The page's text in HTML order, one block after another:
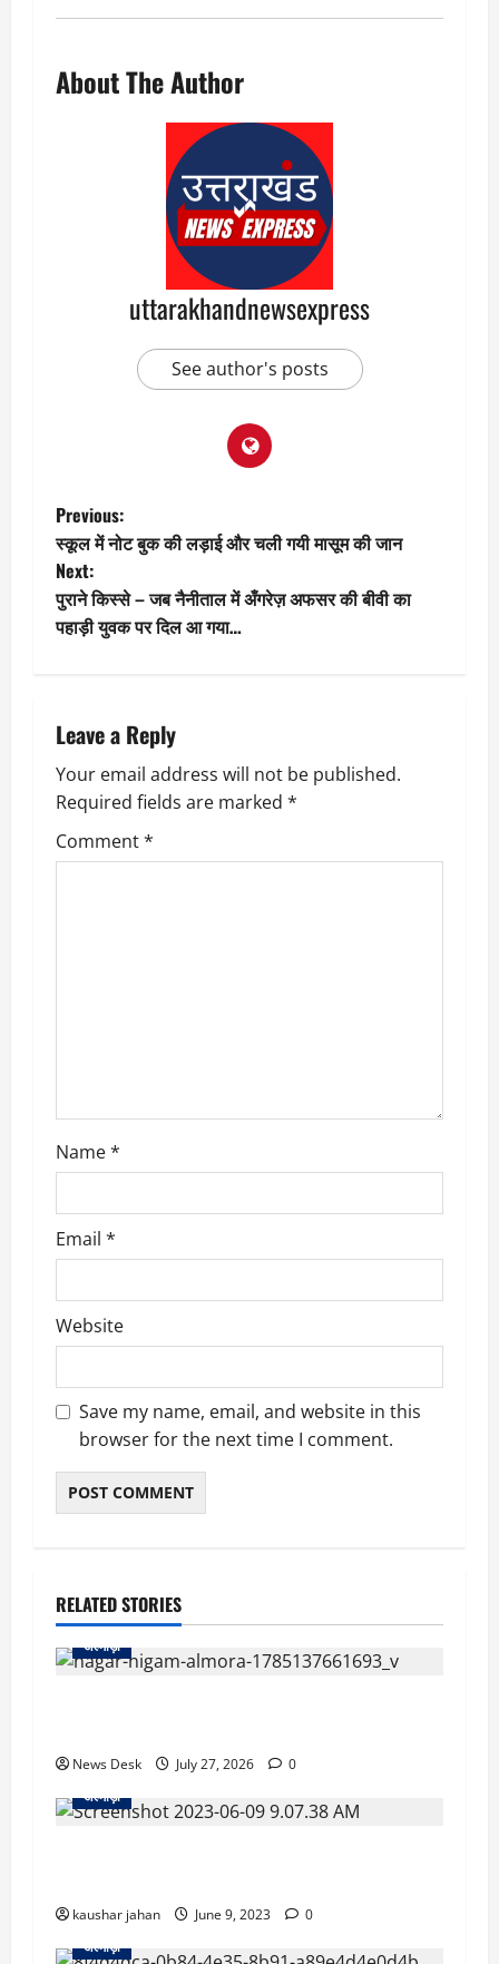
About The Author
uttarakhandnewsexpress
See author's posts
P
o
s
a
v
i
n
Previous:
स्कूल में नोट बुक की लड़ाई और चली गयी मासूम की जान
Next:
पुराने किस्से – जब नैनीताल में अँगरेज़ अफसर की बीवी का
पहाड़ी युवक पर दिल आ गया…
Leave a Reply
Your email address will not be published.
Required fields are marked *
Comment*
Name*
Email *
Website
Save my name, email, and website in this
browser for the next time I comment.
RELATED STORIES
अल्मोड़ा
News Desk July 27, 2026
0
अल्मोड़ा
kaushar jahan June 9, 2023
0
अल्मोड़ा